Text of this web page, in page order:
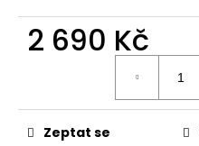
2 690 Kč
Zeptat se